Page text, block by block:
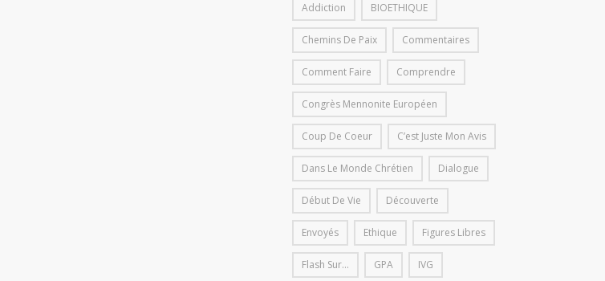
Addiction BIOETHIQUE
Chemins De Paix Commentaires
Comment Faire Comprendre
Congrès Mennonite Européen
Coup De Coeur C’est Juste Mon Avis
Dans Le Monde Chrétien Dialogue
Début De Vie Découverte
Envoyés Ethique Figures Libres
Flash Sur... GPA IVG